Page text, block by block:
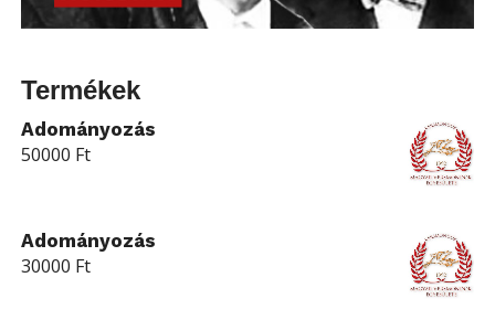
Termékek
Adományozás
50000 Ft
Adományozás
30000 Ft